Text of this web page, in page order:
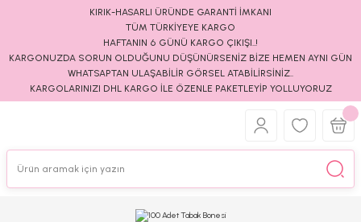
KIRIK-HASARLI ÜRÜNDE GARANTİ İMKANI
TÜM TÜRKİYEYE KARGO
HAFTANIN 6 GÜNÜ KARGO ÇIKIŞI..!
KARGONUZDA SORUN OLDUĞUNU DÜŞÜNÜRSENİZ BİZE HEMEN AYNI GÜN
WHATSAPTAN ULAŞABİLİR GÖRSEL ATABİLİRSİNİZ..
KARGOLARINIZI DHL KARGO İLE ÖZENLE PAKETLEYİP YOLLUYORUZ